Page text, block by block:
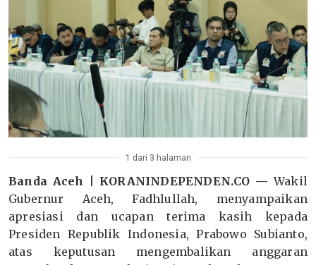
1 dari 3 halaman
Banda Aceh | KORANINDEPENDEN.CO — Wakil
Gubernur Aceh, Fadhlullah, menyampaikan
apresiasi dan ucapan terima kasih kepada
Presiden Republik Indonesia, Prabowo Subianto,
atas keputusan mengembalikan anggaran